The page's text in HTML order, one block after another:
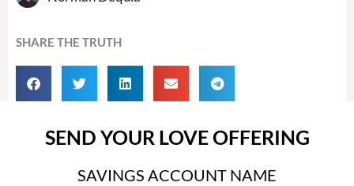
SHARE THE TRUTH
SEND YOUR LOVE OFFERING
SAVINGS ACCOUNT NAME